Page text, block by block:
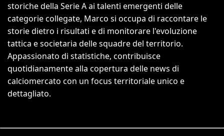
storiche della Serie A ai talenti emergenti delle
categorie collegate, Marco si occupa di raccontare le
storie dietro i risultati e di monitorare l'evoluzione
tattica e societaria delle squadre del territorio.
Appassionato di statistiche, contribuisce
quotidianamente alla copertura delle news di
calciomercato con un focus territoriale unico e
dettagliato.